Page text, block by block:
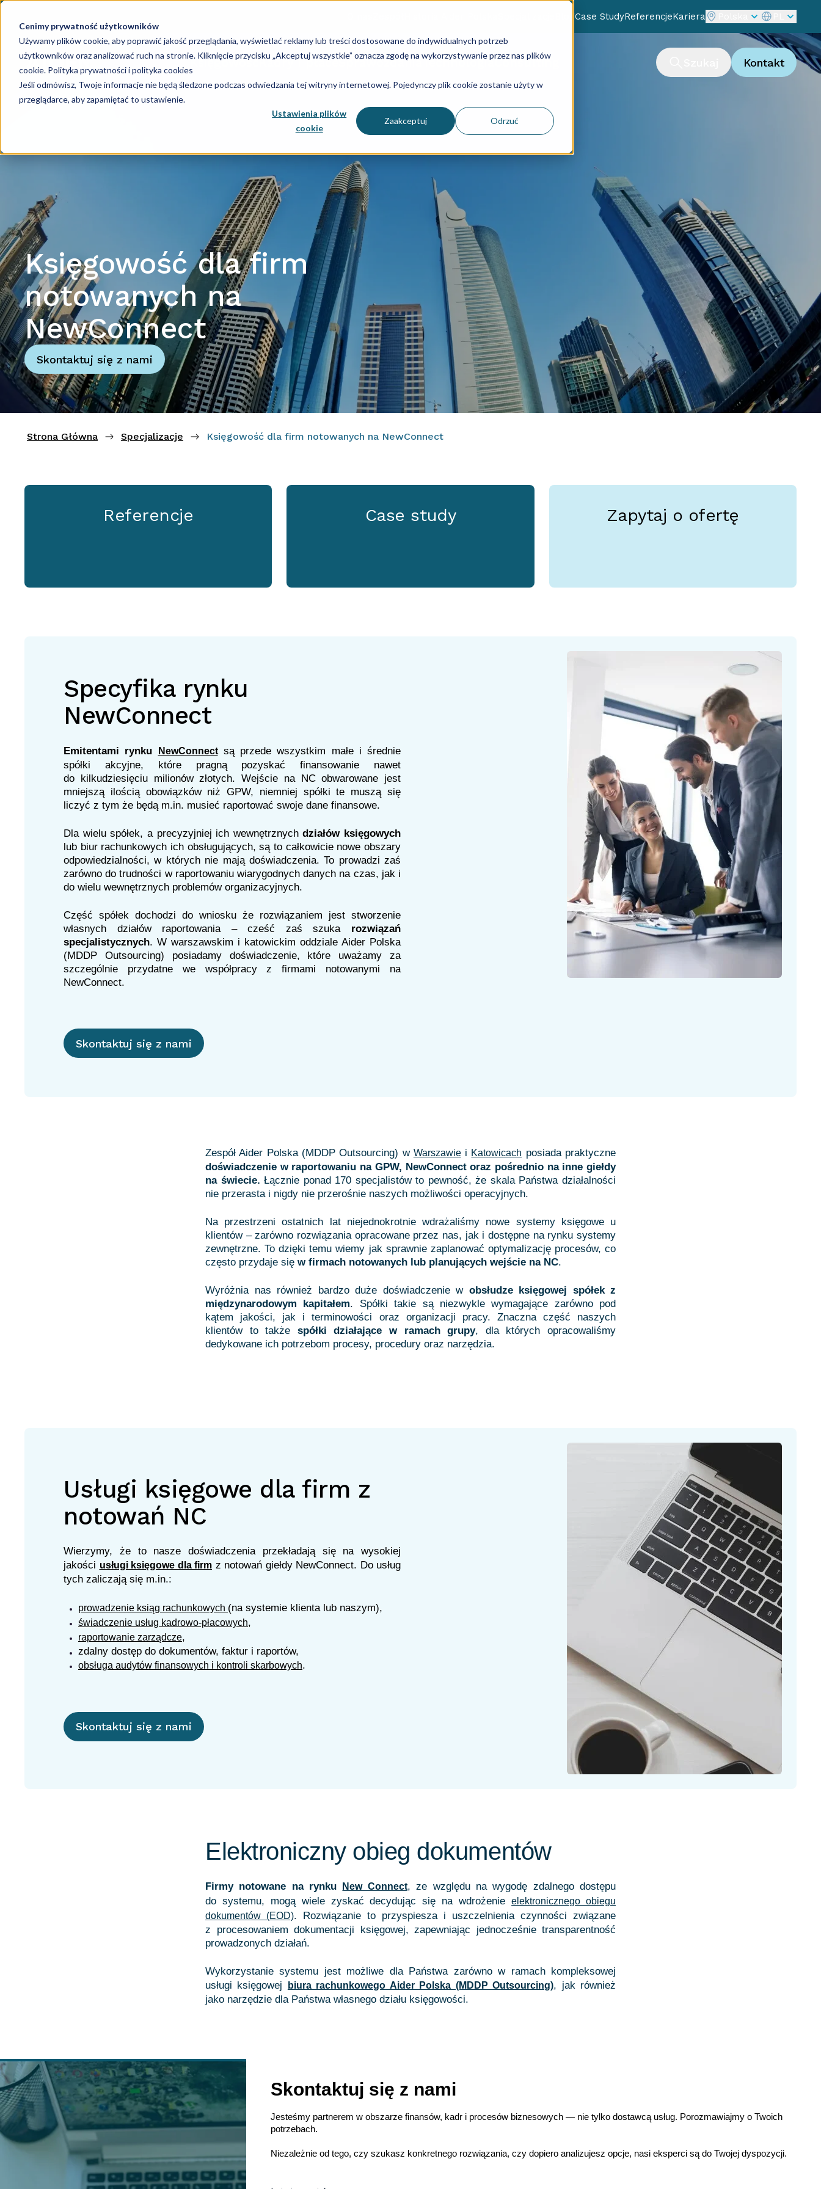
Cenimy prywatność użytkowników
Używamy plików cookie, aby poprawić jakość przeglądania, wyświetlać reklamy lub treści dostosowane do indywidualnych potrzeb
użytkowników oraz analizować ruch na stronie. Kliknięcie przycisku „Akceptuj wszystkie” oznacza zgodę na wykorzystywanie przez nas plików
cookie.Polityka prywatności i polityka cookies
Jeśli odmówisz, Twoje informacje nie będą śledzone podczas odwiedzania tej witryny internetowej. Pojedynczy plik cookie zostanie użyty w
przeglądarce, aby zapamiętać to ustawienie.
Ustawienia plików
cookie
Zaakceptuj Odrzuć
BlogCase StudyReferencjeKariera
KsięgowośćKadry i płaceSprawozdania TechnologiaConsulting Kontakt
Księgowość dla firm
notowanych na
NewConnect
Skontaktuj się z nami
Strona Główna Specjalizacje Księgowość dla firm notowanych na NewConnect
Referencje Case study Zapytaj o ofertę
Specyfika rynku
NewConnect
Emitentami rynku NewConnectsą przede wszystkim małe i średnie
spółki akcyjne, które pragną pozyskać finansowanie nawet
do kilkudziesięciu milionów złotych. Wejście na NC obwarowane jest
mniejszą ilością obowiązków niż GPW, niemniej spółki te muszą się
liczyć z tym że będą m.in. musieć raportować swoje dane finansowe.
Dla wielu spółek, a precyzyjniej ich wewnętrznych działów księgowych
lub biur rachunkowych ich obsługujących, są to całkowicie nowe obszary
odpowiedzialności, w których nie mają doświadczenia. To prowadzi zaś
zarówno do trudności w raportowaniu wiarygodnych danych na czas, jak i
do wielu wewnętrznych problemów organizacyjnych.
Część spółek dochodzi do wniosku że rozwiązaniem jest stworzenie
własnych działów raportowania – cześć zaś szuka
rozwiązań
specjalistycznych. W warszawskim i katowickim oddziale Aider Polska
(MDDP Outsourcing) posiadamy doświadczenie, które uważamy za
szczególnie przydatne we współpracy z firmami notowanymi na
NewConnect.
Skontaktuj się z nami
Zespół Aider Polska (MDDP Outsourcing) w Warszawie i Katowicach posiada praktyczne
doświadczenie w raportowaniu na GPW, NewConnect oraz pośrednio na inne giełdy
na świecie. Łącznie ponad 170 specjalistów to pewność, że skala Państwa działalności
nie przerasta i nigdy nie przerośnie naszych możliwości operacyjnych.
Na przestrzeni ostatnich lat niejednokrotnie wdrażaliśmy nowe systemy księgowe u
klientów – zarówno rozwiązania opracowane przez nas, jak i dostępne na rynku systemy
zewnętrzne. To dzięki temu wiemy jak sprawnie zaplanować optymalizację procesów, co
często przydaje się w firmach notowanych lub planujących wejście na NC.
Wyróżnia nas również bardzo duże doświadczenie w obsłudze księgowej spółek z
międzynarodowym kapitałem. Spółki takie są niezwykle wymagające zarówno pod
kątem jakości, jak i terminowości oraz organizacji pracy. Znaczna część naszych
klientów to także
spółki działające w ramach grupy, dla których opracowaliśmy
dedykowane ich potrzebom procesy, procedury oraz narzędzia.
Usługi księgowe dla firm z
notowań NC
Wierzymy, że to nasze doświadczenia przekładają się na wysokiej
jakości usługi księgowe dla firm z notowań giełdy NewConnect. Do usług
tych zaliczają się m.in.:
prowadzenie ksiąg rachunkowych (na systemie klienta lub naszym),
świadczenie usług kadrowo-płacowych,
raportowanie zarządcze,
zdalny dostęp do dokumentów, faktur i raportów,
obsługa audytów finansowych i kontroli skarbowych.
Skontaktuj się z nami
Elektroniczny obieg dokumentów
Firmy notowane na rynku New Connect, ze względu na wygodę zdalnego dostępu
do systemu, mogą wiele zyskać decydując się na wdrożenie elektronicznego obiegu
dokumentów (EOD). Rozwiązanie to przyspiesza i uszczelnienia czynności związane
z procesowaniem dokumentacji księgowej, zapewniając jednocześnie transparentność
prowadzonych działań.
Wykorzystanie systemu jest możliwe dla Państwa zarówno w ramach kompleksowej
usługi księgowej
biura rachunkowego Aider Polska (MDDP Outsourcing), jak również
jako narzędzie dla Państwa własnego działu księgowości.
Skontaktuj się z nami
Jesteśmy partnerem w obszarze finansów, kadr i procesów biznesowych — nie tylko dostawcą usług. Porozmawiajmy o Twoich
potrzebach.
Niezależnie od tego, czy szukasz konkretnego rozwiązania, czy dopiero analizujesz opcje, nasi eksperci są do Twojej dyspozycji.